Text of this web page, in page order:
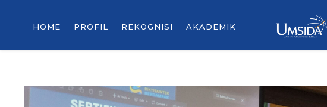
HOME PROFIL REKOGNISI AKADEMIK